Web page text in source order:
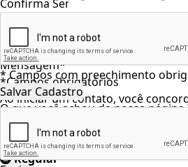
Mensagem*
*Campos obrigatórios
Ao iniciar um contato, você
Confirma Senha:
* Campos com preechimento
O que você achou da nossa página
Muito insatisfeito
Insatisfeito
Regular